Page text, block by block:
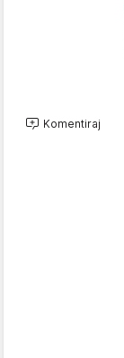
Komentiraj